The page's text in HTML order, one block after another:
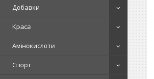
Добавки
Краса
Амінокислоти
Спорт